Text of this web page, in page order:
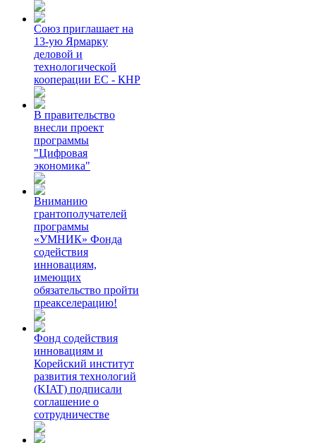
Союз приглашает на
13-ую Ярмарку
деловой и
технологической
кооперации ЕС - КНР
В правительство
внесли проект
программы
"Цифровая
экономика"
Вниманию
грантополучателей
программы
«УМНИК» Фонда
содействия
инновациям,
имеющих
обязательство пройти
преакселерацию!
Фонд содействия
инновациям и
Корейский институт
развития технологий
(KIAT) подписали
соглашение о
сотрудничестве